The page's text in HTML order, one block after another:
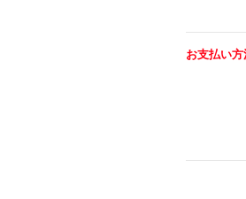
お支払い方